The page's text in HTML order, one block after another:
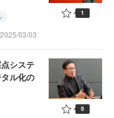
2025/03/03
1
システ
ル化の
5